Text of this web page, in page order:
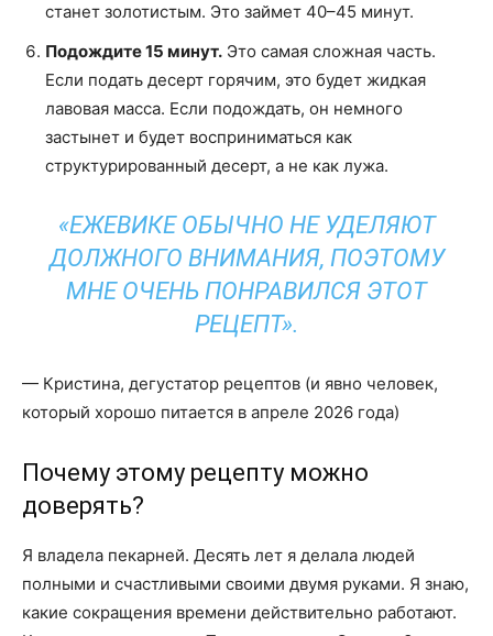
станет золотистым. Это займет 40–45 минут.
Подождите 15 минут. Это самая сложная часть.
Если подать десерт горячим, это будет жидкая
лавовая масса. Если подождать, он немного
застынет и будет восприниматься как
структурированный десерт, а не как лужа.
«ЕЖЕВИКЕ ОБЫЧНО НЕ УДЕЛЯЮТ
ДОЛЖНОГО ВНИМАНИЯ, ПОЭТОМУ
МНЕ ОЧЕНЬ ПОНРАВИЛСЯ ЭТОТ
РЕЦЕПТ».
— Кристина, дегустатор рецептов (и явно человек,
который хорошо питается в апреле 2026 года)
Почему этому рецепту можно
доверять?
Я владела пекарней. Десять лет я делала людей
полными и счастливыми своими двумя руками. Я знаю,
какие сокращения времени действительно работают.